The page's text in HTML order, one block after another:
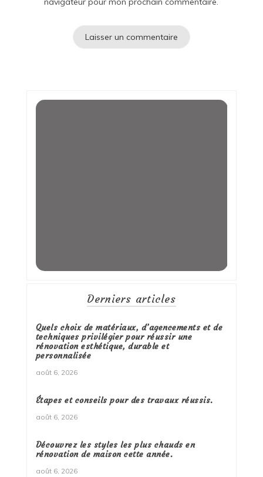
Derniers articles
Quels choix de matériaux, d’agencements et de
techniques privilégier pour réussir une
rénovation esthétique, durable et
personnalisée
août 6, 2026
Étapes et conseils pour des travaux réussis.
août 6, 2026
Découvrez les styles les plus chauds en
rénovation de maison cette année.
août 6, 2026